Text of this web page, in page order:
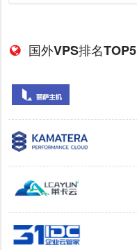
国外VPS排名TOP5